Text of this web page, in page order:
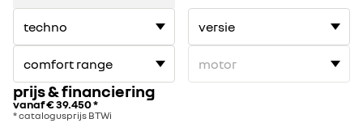
prijs & financiering
vanaf€ 39.450*
* catalogusprijs BTWi